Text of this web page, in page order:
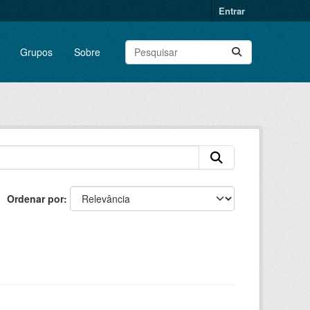
Entrar
Grupos Sobre
Ordenar por